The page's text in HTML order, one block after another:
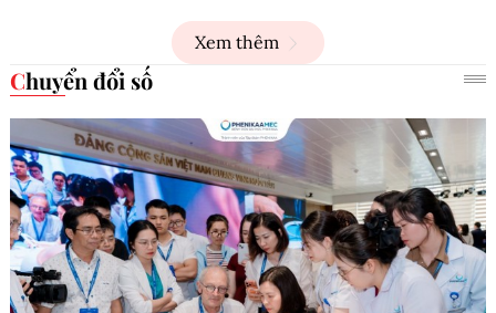
Xem thêm
Chuyển đổi số